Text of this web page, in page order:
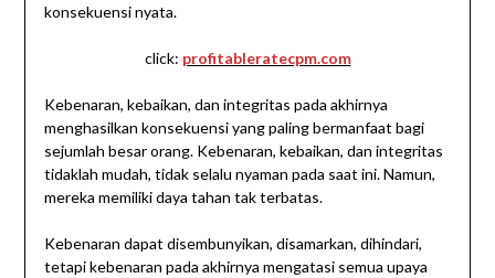
konsekuensi nyata.
click: profitableratecpm.com
Kebenaran, kebaikan, dan integritas pada akhirnya
menghasilkan konsekuensi yang paling bermanfaat bagi
sejumlah besar orang. Kebenaran, kebaikan, dan integritas
tidaklah mudah, tidak selalu nyaman pada saat ini. Namun,
mereka memiliki daya tahan tak terbatas.
Kebenaran dapat disembunyikan, disamarkan, dihindari,
tetapi kebenaran pada akhirnya mengatasi semua upaya